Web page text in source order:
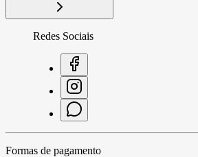
Redes Sociais
Formas de pagamento